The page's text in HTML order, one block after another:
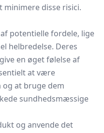
minimere disse risici.
potentielle fordele, lige
helbredelse. Deres
en øget følelse af
at være
at bruge dem
sundhedsmæssige
og anvende det